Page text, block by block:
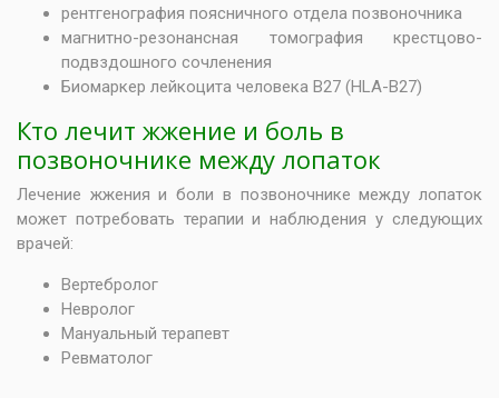
рентгенография поясничного отдела позвоночника
магнитно-резонансная томография крестцово-
подвздошного сочленения
Биомаркер лейкоцита человека B27 (HLA-B27)
Кто лечит жжение и боль в
позвоночнике между лопаток
Лечение жжения и боли в позвоночнике между лопаток
может потребовать терапии и наблюдения у следующих
врачей:
Вертебролог
Невролог
Мануальный терапевт
Ревматолог